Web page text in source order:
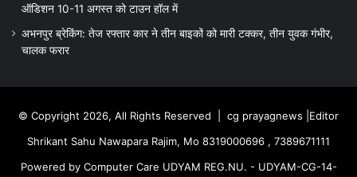
ऑडिशन 10-11 अगस्त को टाउन हॉल में
अभनपुर ब्रेकिंग: तेज रफ्तार कार ने तीन बाइकों को मारी टक्कर, तीन युवक गंभीर,
चालक फरार
© Copyright 2026, All Rights Reserved | cg prayagnews |Editor
Shrikant Sahu Nawapara Rajim, Mo 8319000696 , 7389671111
Powered by Computer Care UDYAM REG.NU. - UDYAM-CG-14-